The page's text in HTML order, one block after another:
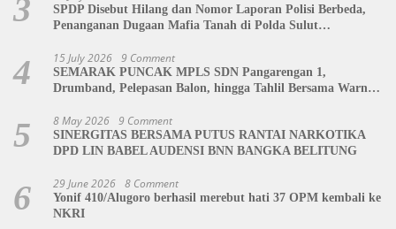
3
SPDP Disebut Hilang dan Nomor Laporan Polisi Berbeda,
Penanganan Dugaan Mafia Tanah di Polda Sulut
4 15 July 2026 9 Comment
SEMARAK PUNCAK MPLS SDN Pangarengan 1,
Drumband, Pelepasan Balon, hingga Tahlil Bersama Warnai
5 8 May 2026 9 Comment
SINERGITAS BERSAMA PUTUS RANTAI NARKOTIKA
DPD LIN BABEL AUDENSI BNN BANGKA BELITUNG
6 29 June 2026 8 Comment
Yonif 410/Alugoro berhasil merebut hati 37 OPM kembali ke
NKRI